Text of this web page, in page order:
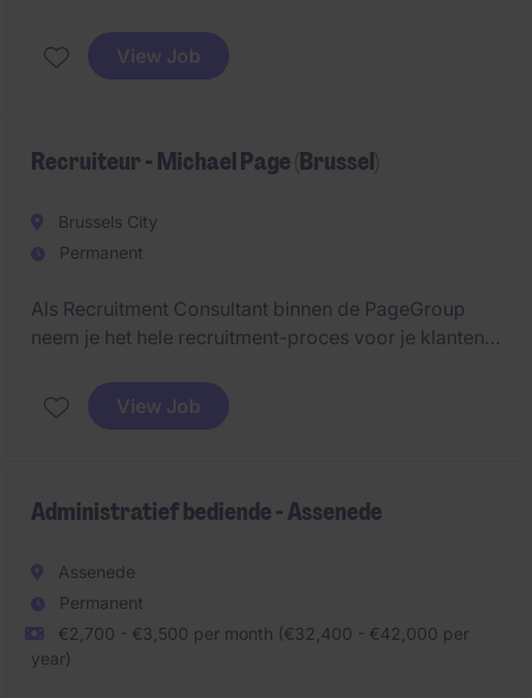
Consultant.
behalen van resultaten? Dan is dit een unieke
binnen een dynamische en ambitieuze omgeving.
View Job
Recruiteur - Michael Page (Brussel)
Brussels City
Permanent
Als Recruitment Consultant binnen de PageGroup
neem je het hele recruitment-proces voor je klanten
kandidaten en bouwt je business uit tot een succes.
View Job
Administratief bediende - Assenede
Assenede
Permanent
€2,700 - €3,500 per month (€32,400 - €42,000 per
year)